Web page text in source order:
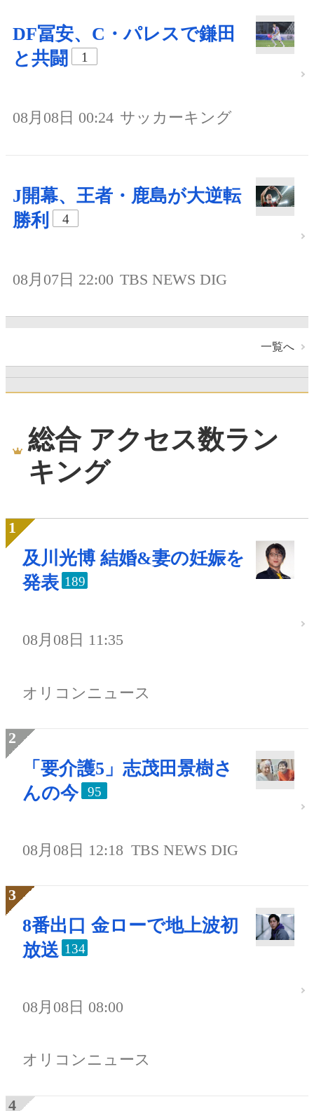
DF冨安、C・パレスで鎌田
と共闘
1
08月08日 00:24 サッカーキング
J開幕、王者・鹿島が大逆転
勝利
4
08月07日 22:00 TBS NEWS DIG
一覧へ
総合 アクセス数ラン
キング
及川光博 結婚&妻の妊娠を
発表 189
08月08日 11:35
オリコンニュース
「要介護5」志茂田景樹さ
んの今
95
08月08日 12:18 TBS NEWS DIG
8番出口 金ローで地上波初
放送 134
08月08日 08:00
オリコンニュース